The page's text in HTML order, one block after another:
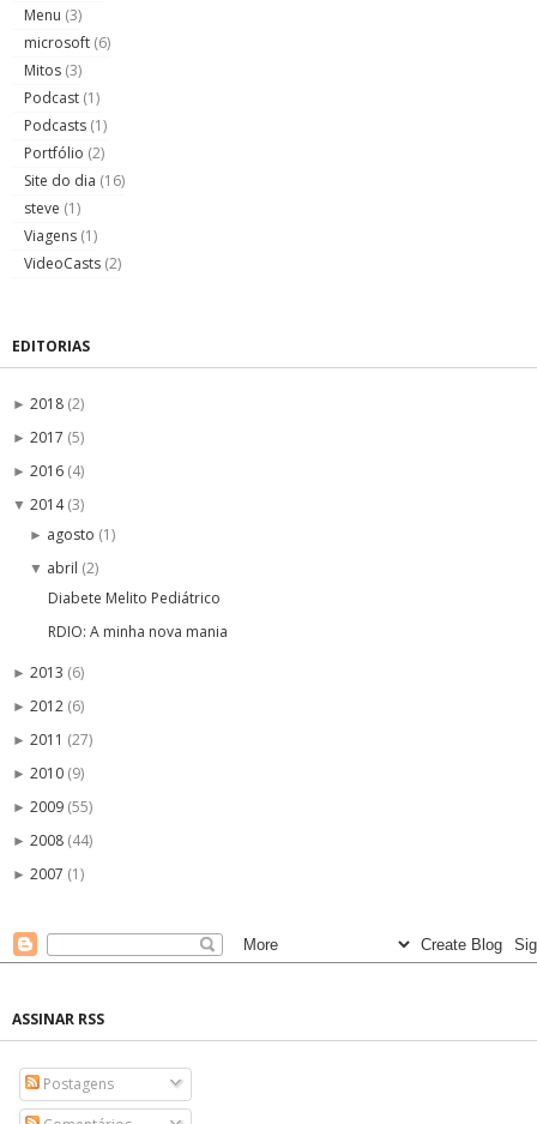
Menu (3)
microsoft (6)
Mitos (3)
Podcast (1)
Podcasts (1)
Portfólio (2)
Site do dia (16)
steve (1)
Viagens (1)
VideoCasts (2)
EDITORIAS
► 2018 (2)
► 2017 (5)
► 2016 (4)
▼ 2014(3)
► agosto (1)
▼ abril (2)
Diabete Melito Pediátrico
RDIO: A minha nova mania
► 2013 (6)
► 2012 (6)
► 2011 (27)
► 2010 (9)
► 2009 (55)
► 2008 (44)
► 2007 (1)
ASSINAR RSS
Postagens